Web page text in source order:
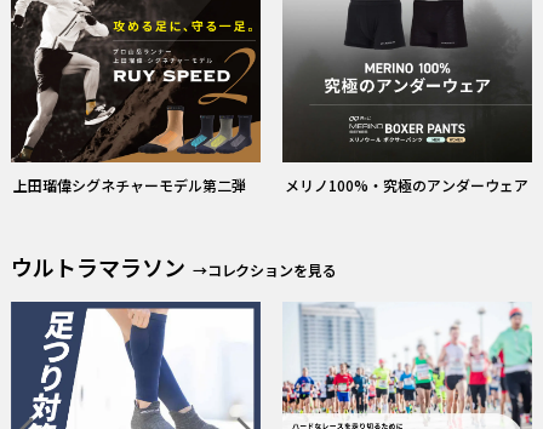
上田瑠偉シグネチャーモデル第二弾 メリノ100%・究極のアンダーウェア
ウルトラマラソン →コレクションを見る